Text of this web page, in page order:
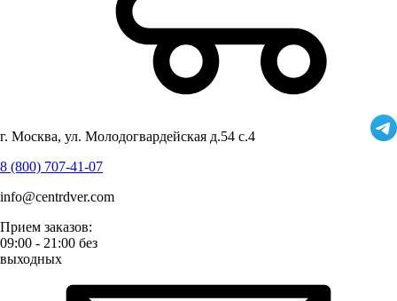
г. Москва, ул. Молодогвардейская д.54 с.4
8 (800) 707-41-07
info@centrdver.com
Прием заказов:
09:00 - 21:00 без
выходных